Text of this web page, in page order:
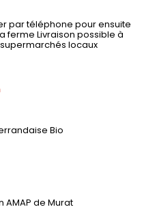
par téléphone pour ensuite
ferme Livraison possible à
locaux
Bio
AMAP de Murat